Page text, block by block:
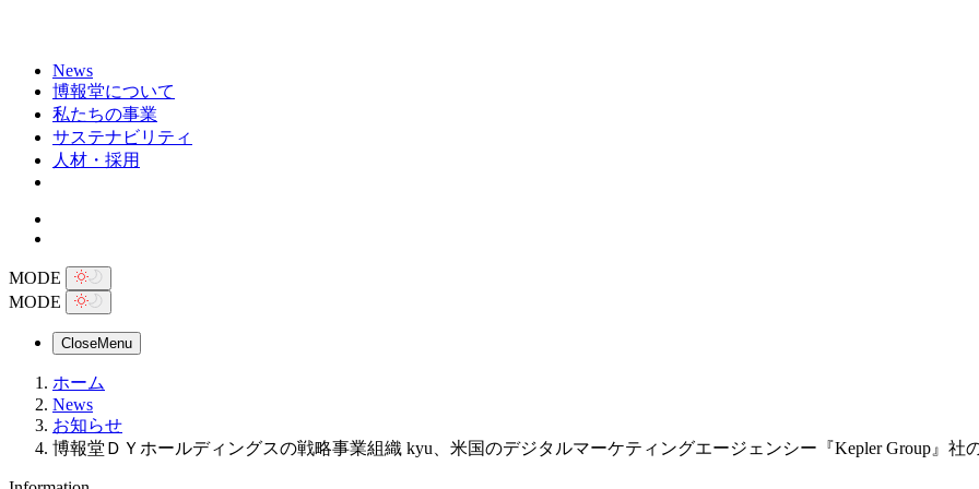
News
博報堂について
私たちの事業
サステナビリティ
人材・採用
MODE
MODE
CloseMenu
ホーム
News
お知らせ
博報堂ＤＹホールディングスの戦略事業組織 kyu、米国のデジタルマーケティングエージェンシー『Kepler Group』社